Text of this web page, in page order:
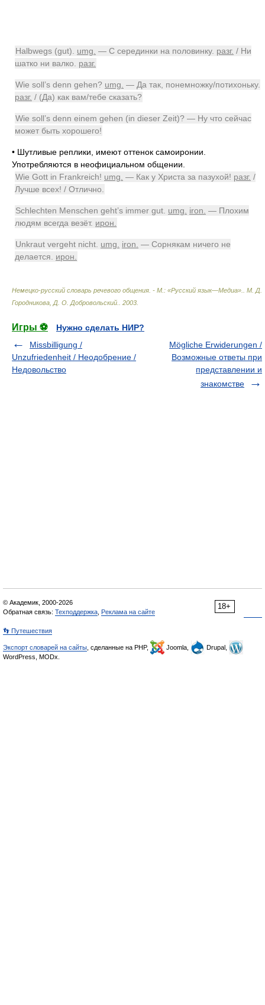
Halbwegs (gut). umg. — С серединки на половинку. разг. / Ни
шатко ни валко. разг.
Wie soll’s denn gehen? umg. — Да так, понемножку/потихоньку.
разг. / (Да) как вам/тебе сказать?
Wie soll’s denn einem gehen (in dieser Zeit)? — Ну что сейчас
может быть хорошего!
• Шутливые реплики, имеют оттенок самоиронии.
Употребляются в неофициальном общении.
Wie Gott in Frankreich! umg. — Как у Христа за пазухой! разг. /
Лучше всех! / Отлично.
Schlechten Menschen geht’s immer gut. umg. iron. — Плохим
людям всегда везёт. ирон.
Unkraut vergeht nicht. umg. iron. — Сорнякам ничего не
делается. ирон.
Немецко-русский словарь речевого общения. - М.: «Русский язык—Медиа».
М. Д.
Городникова, Д. О. Добровольский.
2003
Игры ⚽
Нужно сделать НИР?
Missbilligung /
Unzufriedenheit / Неодобрение /
Недовольство
Mögliche Erwiderungen /
Возможные ответы при
представлении и
знакомстве
18+
© Академик, 2000-2026
Обратная связь: Техподдержка Реклама на сайте
👣 Путешествия
Экспорт словарей на сайты , сделанные на PHP, Joomla,
Drupal,
WordPress, MODx.